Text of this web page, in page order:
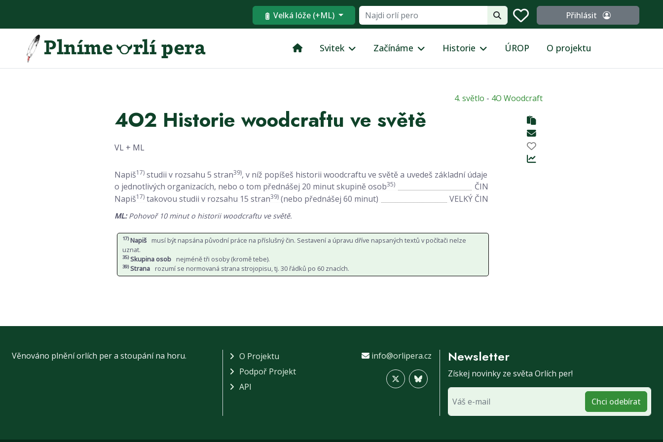
Velká lóže (+ML) Přihlásit
Svitek Začínáme Historie ÚROP O projektu
4. světlo - 4O Woodcraft
4O2 Historie woodcraftu ve světě
VL + ML
Napiš17) studii v rozsahu 5 stran39), v níž popíšeš historii woodcraftu ve světě a uvedeš základní údaje
o jednotlivých organizacích, nebo o tom přednášej 20 minut skupině osob35)
ČIN
Napiš17) takovou studii v rozsahu 15 stran39) (nebo přednášej 60 minut) VELKÝ ČIN
ML:Pohovoř 10 minut o historii woodcraftu ve světě.
17)Napiš
musí být napsána původní práce na příslušný čin. Sestavení a úpravu dříve napsaných textů v počítači nelze
uznat.
35)Skupina osob nejméně tři osoby (kromě tebe).
39)Strana rozumí se normovaná strana strojopisu, tj. 30 řádků po 60 znacích.
Věnováno plnění orlích per a stoupání na horu.
O Projektu
Podpoř Projekt
API
info@orlipera.cz Newsletter
Získej novinky ze světa Orlích per!
Chci odebírat